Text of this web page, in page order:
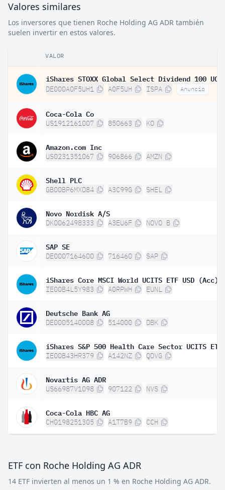
Valores similares
Los inversores que tienen Roche Holding AG ADR también
suelen invertir en estos valores.
VALOR
DE000A0F5UH1 A0F5UH ISPA Anuncio
Coca-Cola Co
US1912161007 850663 KO
Amazon.com Inc
US0231351067 906866 AMZN
Shell PLC
GB00BP6MXD84 A3C99G SHEL
Novo Nordisk A/S
DK0062498333 A3EU6F NOVO B
SAP SE
DE0007164600 716460 SAP
iShares Core MSCI World UCITS ETF USD (Acc)
IE00B4L5Y983 A0RPWH EUNL
Deutsche Bank AG
DE0005140008 514000 DBK
IE00B43HR379 A142NZ QDVG
Novartis AG ADR
US66987V1098 907122 NVS
Coca-Cola HBC AG
CH0198251305 A1T7B9 CCH
ETF con Roche Holding AG ADR
14 ETF invierten al menos un 1 % en Roche Holding AG ADR.